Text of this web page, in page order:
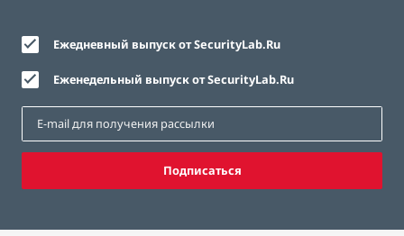
Ежедневный выпуск от SecurityLab.Ru
Еженедельный выпуск от SecurityLab.Ru
Подписаться